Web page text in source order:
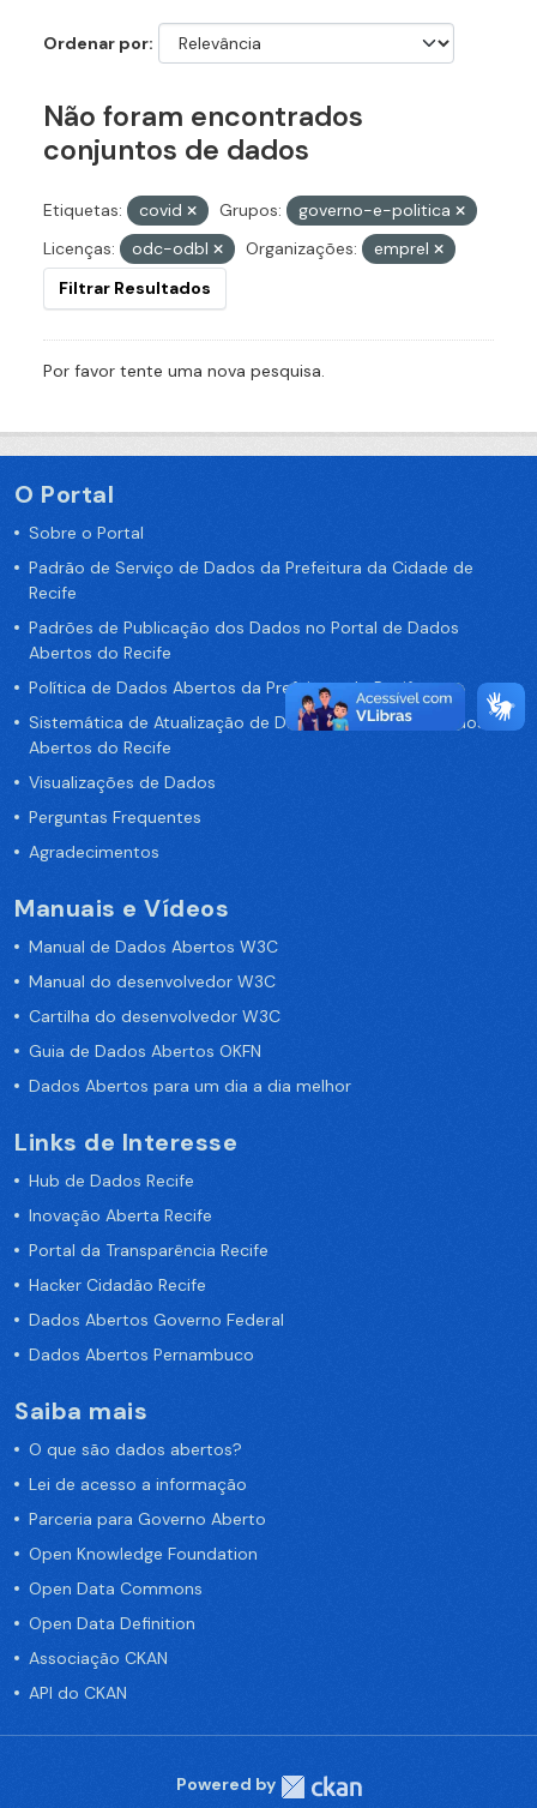
Ordenar por
Não foram encontrados
conjuntos de dados
Etiquetas: covid Grupos:
governo-e-politica
Licenças:
odc-odbl Organizações:
emprel
Filtrar Resultados
Por favor tente uma nova pesquisa.
O Portal
Sobre o Portal
Padrão de Serviço de Dados da Prefeitura da Cidade de
Recife
Padrões de Publicação dos Dados no Portal de Dados
Abertos do Recife
Política de Dados Abertos da Prefeitura do Recife
Sistemática de Atualização de Dados do Portal de Dados
Abertos do Recife
Visualizações de Dados
Perguntas Frequentes
Agradecimentos
Manuais e Vídeos
Manual de Dados Abertos W3C
Manual do desenvolvedor W3C
Cartilha do desenvolvedor W3C
Guia de Dados Abertos OKFN
Dados Abertos para um dia a dia melhor
Links de Interesse
Hub de Dados Recife
Inovação Aberta Recife
Portal da Transparência Recife
Hacker Cidadão Recife
Dados Abertos Governo Federal
Dados Abertos Pernambuco
Saiba mais
O que são dados abertos?
Lei de acesso a informação
Parceria para Governo Aberto
Open Knowledge Foundation
Open Data Commons
Open Data Definition
Associação CKAN
API do CKAN
Powered by